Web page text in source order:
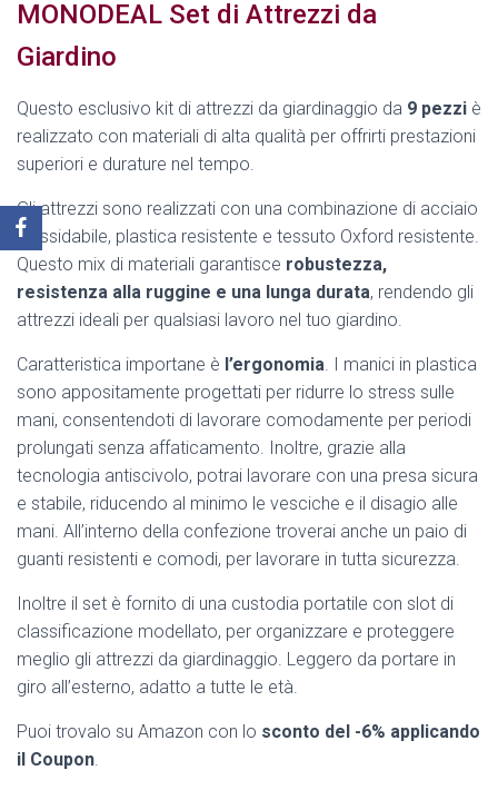
MONODEAL Set di Attrezzi da
Giardino
Questo esclusivo kit di attrezzi da giardinaggio da 9 pezzi è
realizzato con materiali di alta qualità per offrirti prestazioni
superiori e durature nel tempo.
Gli attrezzi sono realizzati con una combinazione di acciaio
inossidabile, plastica resistente e tessuto Oxford resistente.
Questo mix di materiali garantisce robustezza,
resistenza alla ruggine e una lunga durata, rendendo gli
attrezzi ideali per qualsiasi lavoro nel tuo giardino.
Caratteristica importane è l’ergonomia. I manici in plastica
sono appositamente progettati per ridurre lo stress sulle
mani, consentendoti di lavorare comodamente per periodi
prolungati senza affaticamento. Inoltre, grazie alla
tecnologia antiscivolo, potrai lavorare con una presa sicura
e stabile, riducendo al minimo le vesciche e il disagio alle
mani. All’interno della confezione troverai anche un paio di
guanti resistenti e comodi, per lavorare in tutta sicurezza.
Inoltre il set è fornito di una custodia portatile con slot di
classificazione modellato, per organizzare e proteggere
meglio gli attrezzi da giardinaggio. Leggero da portare in
giro all’esterno, adatto a tutte le età.
Puoi trovalo su Amazon con lo sconto del -6% applicando
il Coupon.